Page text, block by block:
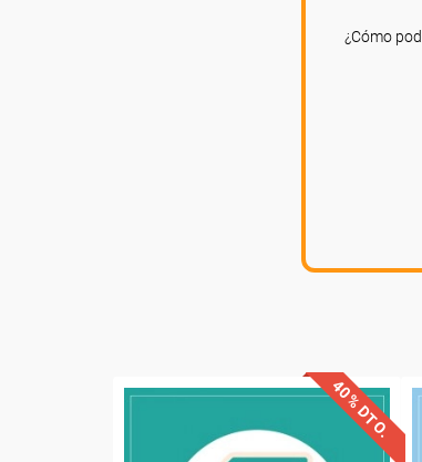
¿Cómo
Descuentos especiales
40% DTO.